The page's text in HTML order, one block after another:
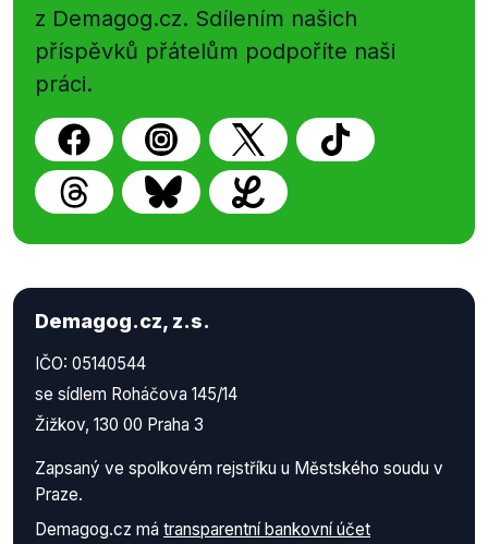
z Demagog.cz. Sdílením našich
příspěvků přátelům podpoříte naši
práci.
Demagog.cz, z.s.
IČO: 05140544
se sídlem Roháčova 145/14
Žižkov, 130 00 Praha 3
Zapsaný ve spolkovém rejstříku u Městského soudu v
Praze.
Demagog.cz má transparentní bankovní účet